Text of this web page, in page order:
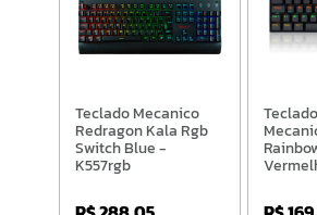
Teclado Mecanico
Redragon Kala Rgb
Switch Blue -
K557rgb
Teclado Gamer